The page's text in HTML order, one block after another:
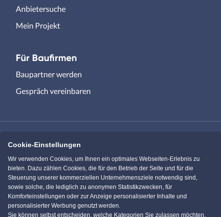
Anbietersuche
Mein Projekt
Für Baufirmen
Baupartner werden
Gespräch vereinbaren
Immowelt.de Bauen.de
Massivhaus.de Bungalow.de
Einfamilienhaus.de
Cookie-Einstellungen
Wir verwenden Cookies, um Ihnen ein optimales Webseiten-Erlebnis zu
bieten. Dazu zählen Cookies, die für den Betrieb der Seite und für die
Steuerung unserer kommerziellen Unternehmensziele notwendig sind,
sowie solche, die lediglich zu anonymen Statistikzwecken, für
Komforteinstellungen oder zur Anzeige personalisierter Inhalte und
personalisierter Werbung genutzt werden.
Sie können selbst entscheiden, welche Kategorien Sie zulassen möchten.